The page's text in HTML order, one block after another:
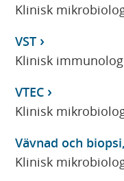
Klinisk
VST
Klinisk
VTEC
Klinisk
Vävnad och
Klinisk